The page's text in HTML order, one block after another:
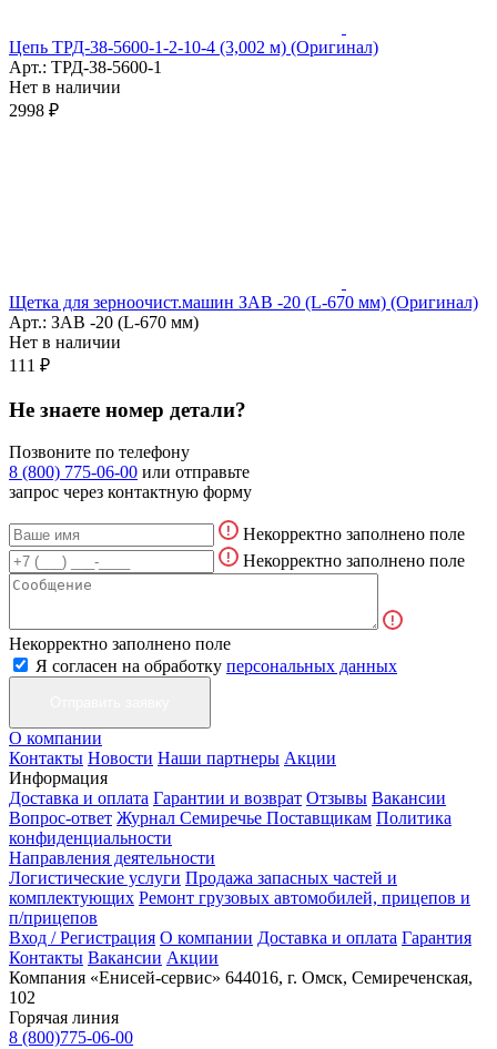
Цепь ТРД-38-5600-1-2-10-4 (3,002 м) (Оригинал)
Арт.: ТРД-38-5600-1
Нет в наличии
2998 ₽
Щетка для зерноочист.машин ЗАВ -20 (L-670 мм) (Оригинал)
Арт.: ЗАВ -20 (L-670 мм)
Нет в наличии
111 ₽
Не знаете номер детали?
Позвоните по телефону
8 (800) 775-06-00 или отправьте
запрос через контактную форму
Некорректно заполнено поле
Некорректно заполнено поле
Некорректно заполнено поле
Я согласен на обработку персональных данных
О компании
Контакты Новости Наши партнеры Акции
Информация
Доставка и оплата Гарантии и возврат Отзывы Вакансии
Вопрос-ответ Журнал Семиречье Поставщикам Политика
конфиденциальности
Направления деятельности
Логистические услуги Продажа запасных частей и
комплектующих Ремонт грузовых автомобилей, прицепов и
п/прицепов
Вход / Регистрация О компании Доставка и оплата Гарантия
Контакты Вакансии Акции
Компания «Енисей-сервис» 644016, г. Омск, Семиреченская,
102
Горячая линия
8 (800)775-06-00